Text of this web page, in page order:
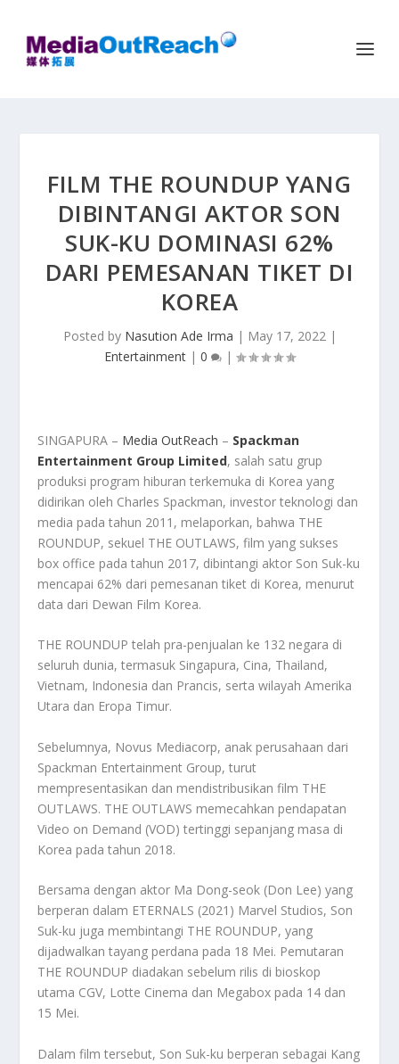
FILM THE ROUNDUP YANG
DIBINTANGI AKTOR SON
SUK-KU DOMINASI 62%
DARI PEMESANAN TIKET DI
KOREA
Posted by Nasution Ade Irma | May 17, 2022|
Entertainment | 0 |
SINGAPURA – Media OutReach – Spackman
Entertainment Group Limited, salah satu grup
produksi program hiburan terkemuka di Korea yang
didirikan oleh Charles Spackman, investor teknologi dan
media pada tahun 2011, melaporkan, bahwa THE
ROUNDUP, sekuel THE OUTLAWS, film yang sukses
box office pada tahun 2017, dibintangi aktor Son Suk-ku
mencapai 62% dari pemesanan tiket di Korea, menurut
data dari Dewan Film Korea.
THE ROUNDUP telah pra-penjualan ke 132 negara di
seluruh dunia, termasuk Singapura, Cina, Thailand,
Vietnam, Indonesia dan Prancis, serta wilayah Amerika
Utara dan Eropa Timur.
Sebelumnya, Novus Mediacorp, anak perusahaan dari
Spackman Entertainment Group, turut
mempresentasikan dan mendistribusikan film THE
OUTLAWS. THE OUTLAWS memecahkan pendapatan
Video on Demand (VOD) tertinggi sepanjang masa di
Korea pada tahun 2018.
Bersama dengan aktor Ma Dong-seok (Don Lee) yang
berperan dalam ETERNALS (2021) Marvel Studios, Son
Suk-ku juga membintangi THE ROUNDUP, yang
dijadwalkan tayang perdana pada 18 Mei. Pemutaran
THE ROUNDUP diadakan sebelum rilis di bioskop
utama CGV, Lotte Cinema dan Megabox pada 14 dan
15 Mei.
Dalam film tersebut, Son Suk-ku berperan sebagai Kang